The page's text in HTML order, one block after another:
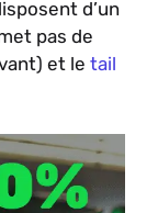
d’un
pas de
et le tail